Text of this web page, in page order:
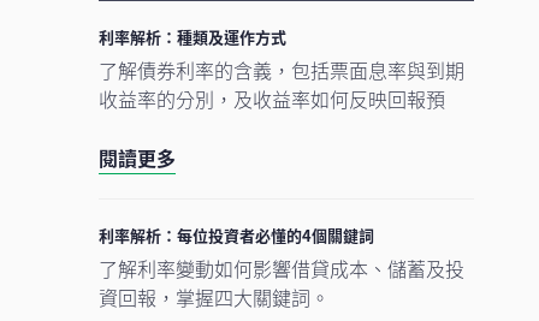
利率解析：種類及運作方式
了解債券利率的含義，包括票面息率與到期
收益率的分別，及收益率如何反映回報預
閱讀更多
利率解析：每位投資者必懂的4個關鍵詞
了解利率變動如何影響借貸成本、儲蓄及投
資回報，掌握四大關鍵詞。